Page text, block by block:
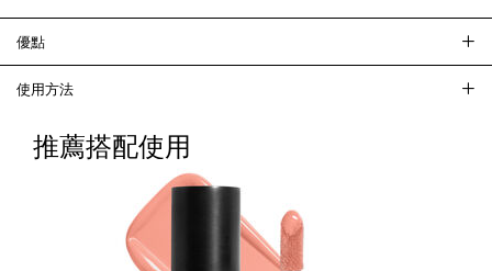
優點
使用方法
推薦搭配使用